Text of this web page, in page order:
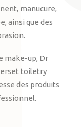
manucure,
ainsi que des
make-up, Dr
toiletry
des produits